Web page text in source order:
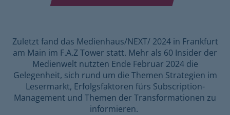
Zuletzt fand das Medienhaus/NEXT/ 2024 in Frankfurt
am Main im F.A.Z Tower statt. Mehr als 60 Insider der
Medienwelt nutzten Ende Februar 2024 die
Gelegenheit, sich rund um die Themen Strategien im
Lesermarkt, Erfolgsfaktoren fürs Subscription-
Management und Themen der Transformationen zu
informieren.